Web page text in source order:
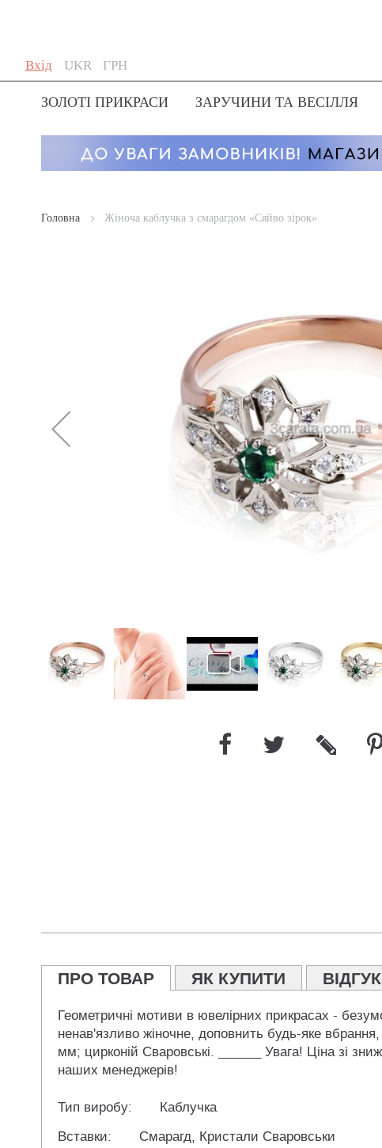
Вхід
Skip
to
Content
Мова
UKR Валюта
ГРН
ЗОЛОТІ ПРИКРАСИ ЗАРУЧИНИ ТА ВЕСІЛЛЯ
Головна Жіноча каблучка з смарагдом «Сяйво зірок»
ПРО ТОВАР ЯК КУПИТИ
Геометричні мотиви в ювелірних прикрасах -
ненав'язливо жіночне, доповнить будь-яке
мм; цирконій Сваровські. ______ Увага! Ціна зі
наших менеджерів!
Тип виробу: Каблучка
Вставки:
Смарагд, Кристали Сваровськи